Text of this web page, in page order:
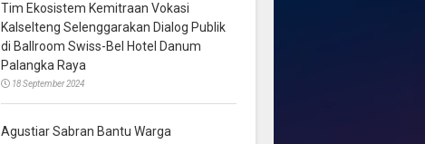
Tim Ekosistem Kemitraan Vokasi
Kalselteng Selenggarakan Dialog Publik
di Ballroom Swiss-Bel Hotel Danum
Palangka Raya
18 September 2024
Agustiar Sabran Bantu Warga